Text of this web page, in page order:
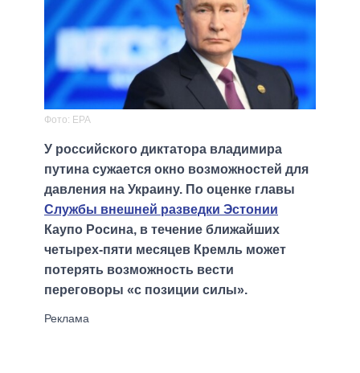
Фото: EPA
У российского диктатора владимира
путина сужается окно возможностей для
давления на Украину. По оценке главы
Службы внешней разведки Эстонии
Каупо Росина, в течение ближайших
четырех-пяти месяцев Кремль может
потерять возможность вести
переговоры «с позиции силы».